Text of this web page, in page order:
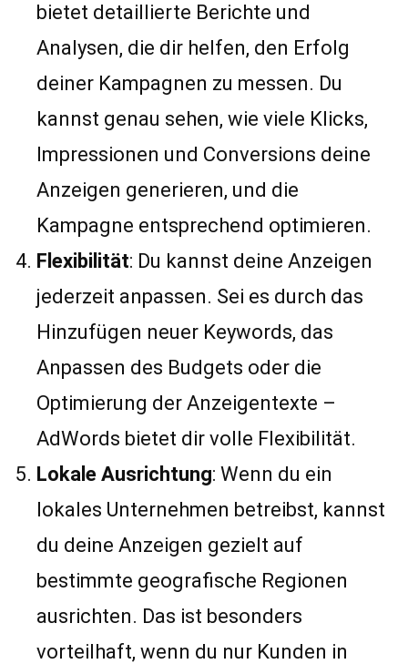
bietet detaillierte Berichte und
Analysen, die dir helfen, den Erfolg
deiner Kampagnen zu messen. Du
kannst genau sehen, wie viele Klicks,
Impressionen und Conversions deine
Anzeigen generieren, und die
Kampagne entsprechend optimieren.
Flexibilität: Du kannst deine Anzeigen
jederzeit anpassen. Sei es durch das
Hinzufügen neuer Keywords, das
Anpassen des Budgets oder die
Optimierung der Anzeigentexte –
AdWords bietet dir volle Flexibilität.
Lokale Ausrichtung: Wenn du ein
lokales Unternehmen betreibst, kannst
du deine Anzeigen gezielt auf
bestimmte geografische Regionen
ausrichten. Das ist besonders
vorteilhaft, wenn du nur Kunden in